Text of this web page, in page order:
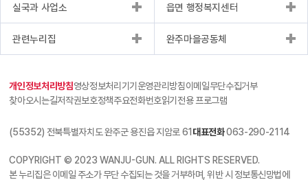
실국과 사업소 읍면 행정복지센터
관련누리집 완주마을공동체
개인정보처리방침영상정보처리기기운영관리방침이메일무단수집거부
찾아오시는길저작권보호정책주요전화번호읽기전용 프로그램
(55352) 전북특별자치도 완주군 용진읍 지암로 61대표전화063-290-2114
COPYRIGHT © 2023 WANJU-GUN. ALL RIGHTS RESERVED.
본 누리집은 이메일 주소가 무단 수집되는 것을 거부하며, 위반 시 정보통신망법에